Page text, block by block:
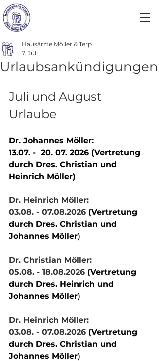
Urlaubsankündigungen
Hausärzte Möller & Terp
7. Juli
Juli und August
Urlaube
Dr. Johannes Möller:
13.07. -  20. 07. 2026 (Vertretung
durch Dres. Christian und
Heinrich Möller)
Dr. Heinrich Möller:
03.08. - 07.08.2026 (Vertretung
durch Dres. Christian und
Johannes Möller)
Dr. Christian Möller:
05.08. - 18.08.2026 (Vertretung
durch Dres. Heinrich und
Johannes Möller)
Dr. Heinrich Möller:
03.08. - 07.08.2026 (Vertretung
durch Dres. Christian und
Johannes Möller)